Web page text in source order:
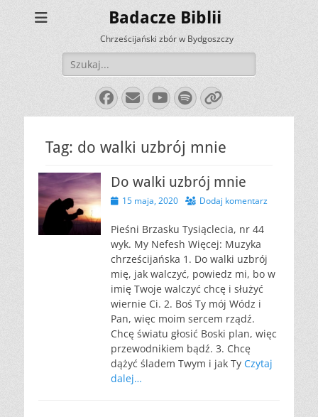
Badacze Biblii
Chrześcijański zbór w Bydgoszczy
Szukaj:
Facebook
E-
mail
YouTube
Spotify
Link
Tag: do walki uzbrój mnie
Do walki uzbrój mnie
Opublikowano
15 maja, 2020 Dodaj komentarz
Pieśni Brzasku Tysiąclecia, nr 44
wyk. My Nefesh Więcej: Muzyka
chrześcijańska 1. Do walki uzbrój
mię, jak walczyć, powiedz mi, bo w
imię Twoje walczyć chcę i służyć
wiernie Ci. 2. Boś Ty mój Wódz i
Pan, więc moim sercem rządź.
Chcę światu głosić Boski plan, więc
przewodnikiem bądź. 3. Chcę
dążyć śladem Twym i jak Ty Czytaj
dalej…